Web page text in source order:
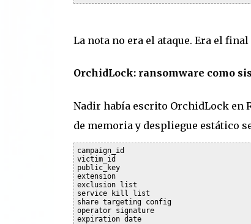
La nota no era el ataque. Era el
OrchidLock: ransomware como
Nadir había escrito OrchidLock en
de memoria y despliegue estático
campaign_id
victim_id
public_key
extension
exclusion list
service kill list
share targeting config
operator signature
expiration date